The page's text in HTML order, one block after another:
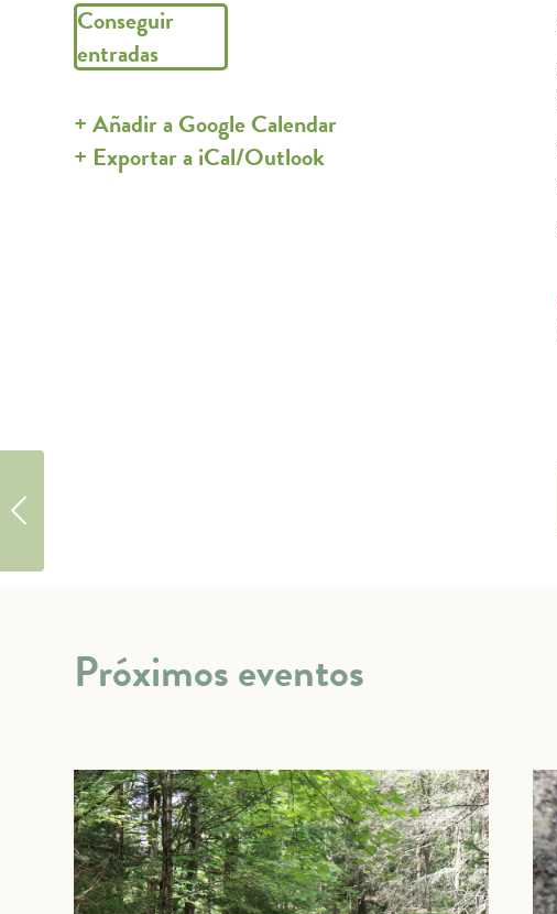
Conseguir
entradas
+ Añadir a Google Calendar
+ Exportar a iCal/Outlook
Próximos eventos